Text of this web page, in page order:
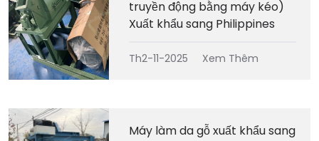
truyền động bằng máy kéo)
Xuất khẩu sang Philippines
Th2-11-2025 Xem Thêm
Máy làm da gỗ xuất khẩu sang